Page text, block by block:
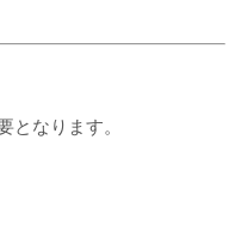
となります。